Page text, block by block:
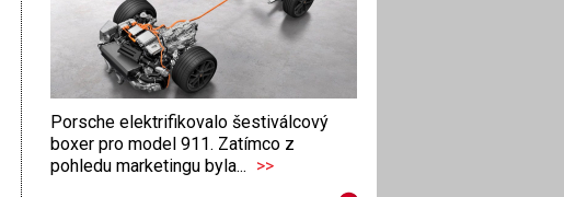
Porsche elektrifikovalo šestiválcový
boxer pro model 911. Zatímco z
pohledu marketingu byla... >>